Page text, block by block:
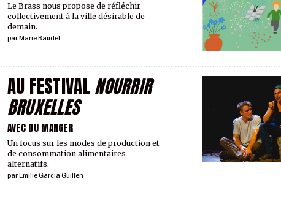
parMarie Baudet
Le Brass nous propose de réfléchir
collectivement à la ville désirable de
demain.
AU FESTIVAL NOURRIR
BRUXELLES
AVEC DU MANGER
parEmilie Garcia Guillen
Un focus sur les modes de production et
de consommation alimentaires
alternatifs.